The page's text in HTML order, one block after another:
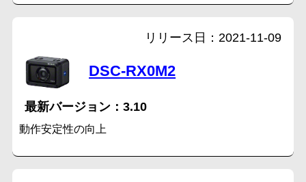
DSC-RX0M2
3.10
2021-11-09
動作安定性の向上